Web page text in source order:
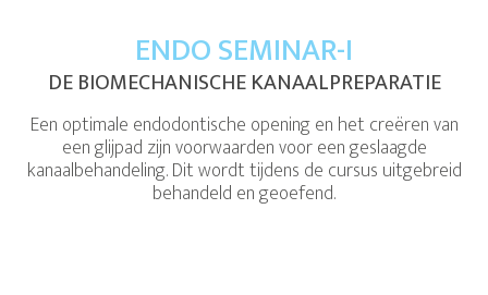
ENDO SEMINAR-I
DE BIOMECHANISCHE KANAALPREPARATIE
Een optimale endodontische opening en het creëren van
een glijpad zijn voorwaarden voor een geslaagde
kanaalbehandeling. Dit wordt tijdens de cursus uitgebreid
behandeld en geoefend.